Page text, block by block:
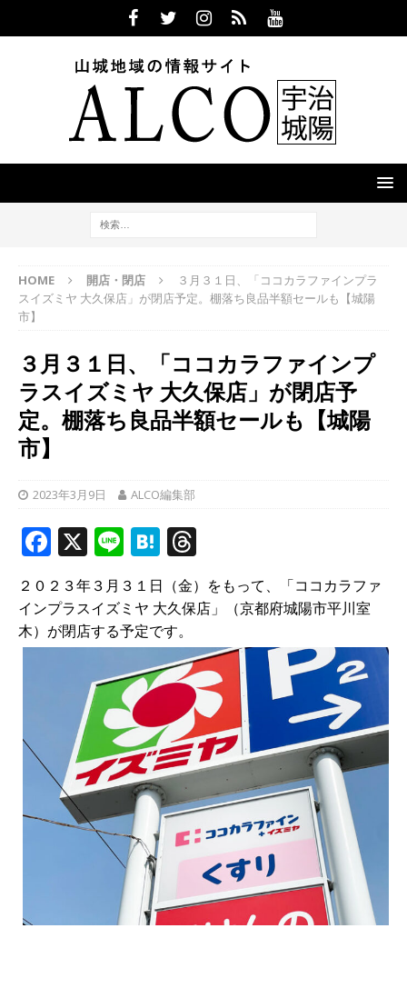
HOME 開店・閉店
３月３１日、「ココカラファインプラ
スイズミヤ 大久保店」が閉店予定。棚落ち良品半額セールも【城陽
市】
３月３１日、「ココカラファインプ
ラスイズミヤ 大久保店」が閉店予
定。棚落ち良品半額セールも【城陽
市】
2023年3月9日 ALCO編集部
F
a
c
e
b
X Li
n
e
H
at
e
n
a
h
r
e
a
d
s
２０２３年３月３１日（金）をもって、「ココカラファ
インプラスイズミヤ 大久保店」（京都府城陽市平川室
木）が閉店する予定です。